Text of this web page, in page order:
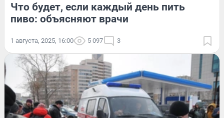
Что будет, если каждый день пить
пиво: объясняют врачи
1 августа, 2025, 16:00 5 097 3